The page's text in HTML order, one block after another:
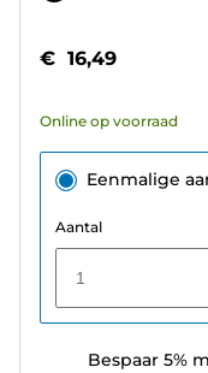
sterren.
beoordelingen
€ 16,49
Online op voorraad
Eenmalige
Aantal
1
Bespaar 5%